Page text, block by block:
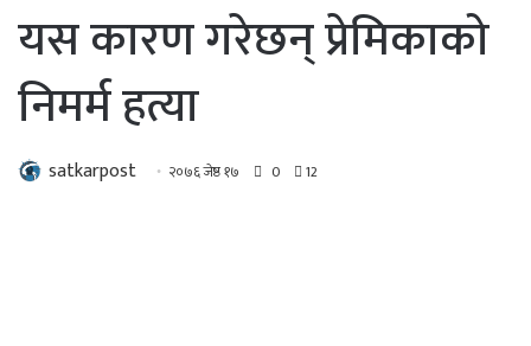
यस कारण गरेछन् प्रेमिकाको
निमर्म हत्या
satkarpost २०७६ जेष्ठ १७ 0 12